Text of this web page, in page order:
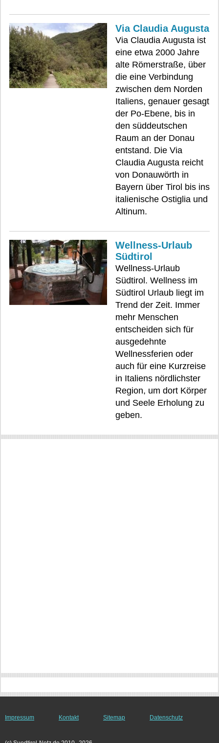
Via Claudia Augusta
Via Claudia Augusta ist
eine etwa 2000 Jahre
alte Römerstraße, über
die eine Verbindung
zwischen dem Norden
Italiens, genauer gesagt
der Po-Ebene, bis in
den süddeutschen
Raum an der Donau
entstand. Die Via
Claudia Augusta reicht
von Donauwörth in
Bayern über Tirol bis ins
italienische Ostiglia und
Altinum.
Wellness-Urlaub
Südtirol
Wellness-Urlaub
Südtirol. Wellness im
Südtirol Urlaub liegt im
Trend der Zeit. Immer
mehr Menschen
entscheiden sich für
ausgedehnte
Wellnessferien oder
auch für eine Kurzreise
in Italiens nördlichster
Region, um dort Körper
und Seele Erholung zu
geben.
Impressum Kontakt Sitemap Datenschutz